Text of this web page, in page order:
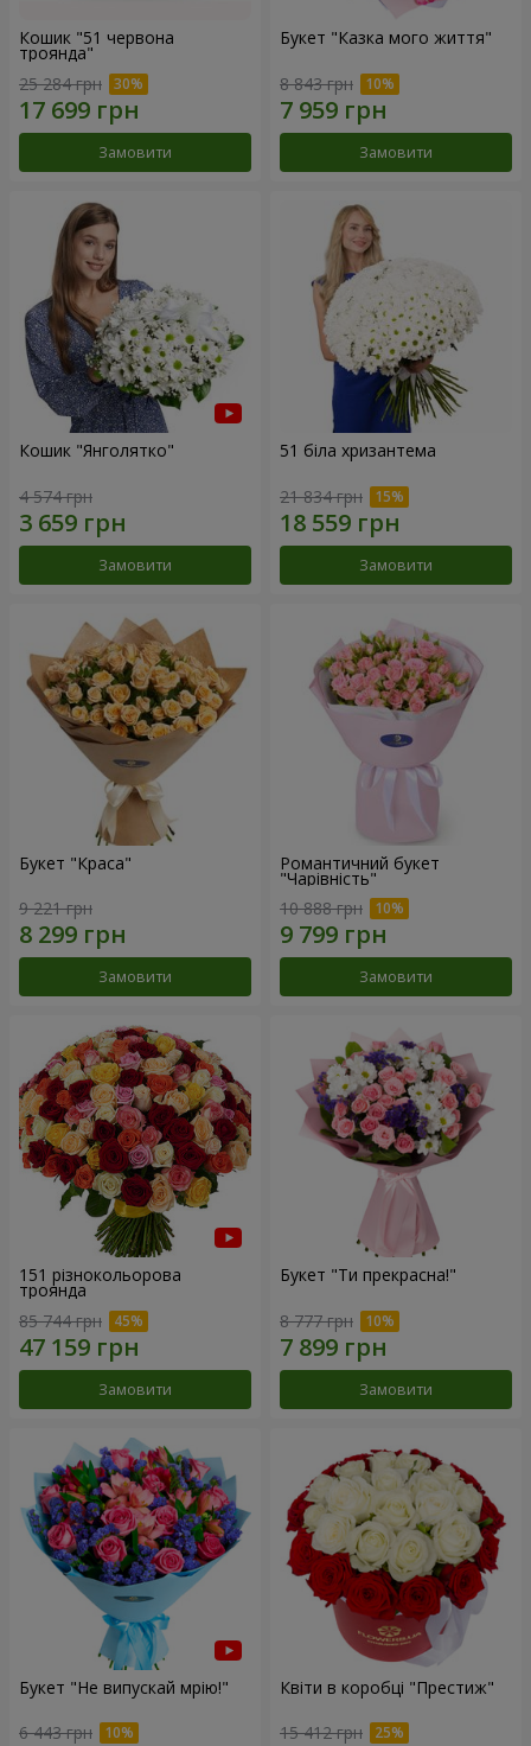
Кошик "51 червона
троянда"
25 284 грн
Замовити
Букет "Казка мого життя"
8 843 грн
Замовити
Кошик "Янголятко"
4 574 грн
Замовити
51 біла хризантема
21 834 грн
Замовити
Букет "Краса"
9 221 грн
Замовити
Романтичний букет
"Чарівність"
10 888 грн
Замовити
151 різнокольорова
троянда
85 744 грн
Замовити
Букет "Ти прекрасна!"
8 777 грн
Замовити
Букет "Не випускай мрію!"
6 443 грн
Квіти в коробці "Престиж"
15 412 грн